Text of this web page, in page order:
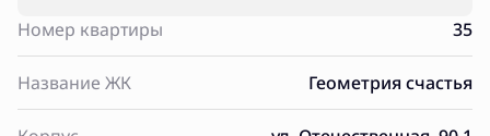
Номер квартиры 35
Название ЖК Геометрия счастья